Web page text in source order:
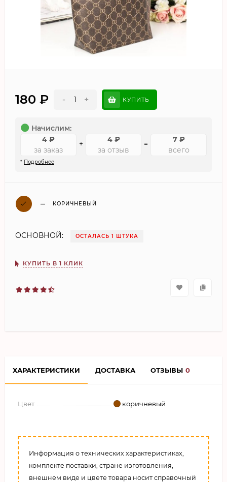
180 ₽ - + КУПИТЬ
Начислим:
4 ₽
за заказ
+ 4 ₽
за отзыв
= 7 ₽
всего
* Подробнее
КОРИЧНЕВЫЙ
ОСНОВНОЙ: ОСТАЛАСЬ 1 ШТУКА
КУПИТЬ В 1 КЛИК
ХАРАКТЕРИСТИКИ ДОСТАВКА ОТЗЫВЫ 0
Цвет коричневый
Информация о технических характеристиках,
комплекте поставки, стране изготовления,
внешнем виде и цвете товара носит справочный